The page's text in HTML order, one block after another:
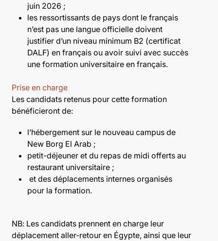
juin 2026 ;
les ressortissants de pays dont le français
n’est pas une langue officielle doivent
justifier d’un niveau minimum B2 (certificat
DALF) en français ou avoir suivi avec succès
une formation universitaire en français.
Prise en charge
Les candidats retenus pour cette formation
bénéficieront de:
l’hébergement sur le nouveau campus de
New Borg El Arab ;
petit-déjeuner et du repas de midi offerts au
restaurant universitaire ;
et des déplacements internes organisés
pour la formation.
NB: Les candidats prennent en charge leur
déplacement aller-retour en Égypte, ainsi que leur